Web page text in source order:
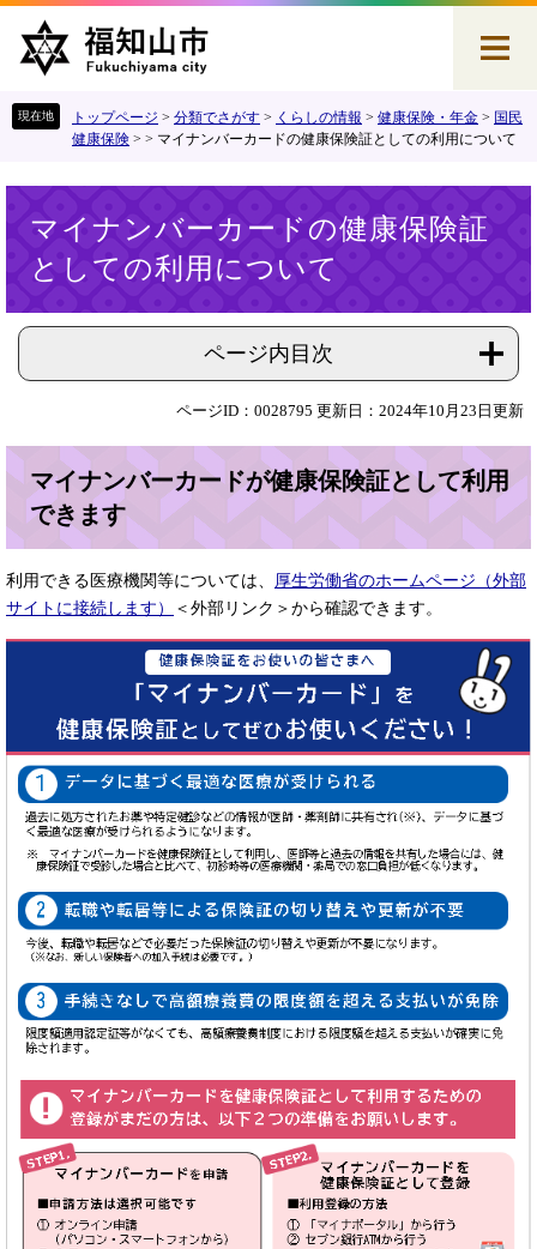
す
し
トップページ > 分類でさがす > くらしの情報 > 健康保険・年金 > 国民
健康保険 > > マイナンバーカードの健康保険証としての利用について
マイナンバーカードの健康保険証
としての利用について
ページ内目次
ページID：0028795 更新日：2024年10月23日更新
マイナンバーカードが健康保険証として利用
できます
利用できる医療機関等については、 厚生労働省のホームページ（外部
サイトに接続します）
＜外部リンク＞ から確認できます。